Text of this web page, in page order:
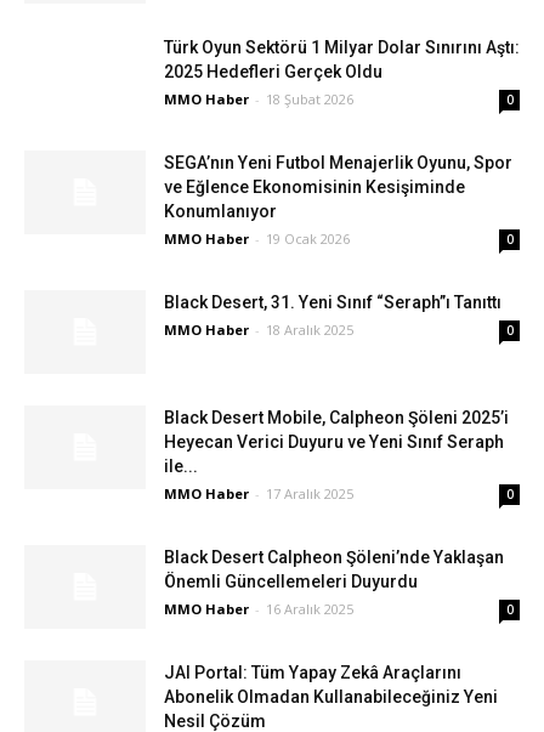
Türk Oyun Sektörü 1 Milyar Dolar Sınırını Aştı:
2025 Hedefleri Gerçek Oldu
MMO Haber - 18 Şubat 2026 0
SEGA’nın Yeni Futbol Menajerlik Oyunu, Spor
ve Eğlence Ekonomisinin Kesişiminde
Konumlanıyor
MMO Haber - 19 Ocak 2026 0
Black Desert, 31. Yeni Sınıf “Seraph”ı Tanıttı
MMO Haber - 18 Aralık 2025 0
Black Desert Mobile, Calpheon Şöleni 2025’i
Heyecan Verici Duyuru ve Yeni Sınıf Seraph
ile...
MMO Haber - 17 Aralık 2025 0
Black Desert Calpheon Şöleni’nde Yaklaşan
Önemli Güncellemeleri Duyurdu
MMO Haber - 16 Aralık 2025 0
JAI Portal: Tüm Yapay Zekâ Araçlarını
Abonelik Olmadan Kullanabileceğiniz Yeni
Nesil Çözüm